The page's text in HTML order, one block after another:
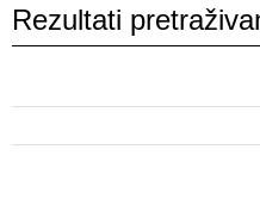
Rezultati